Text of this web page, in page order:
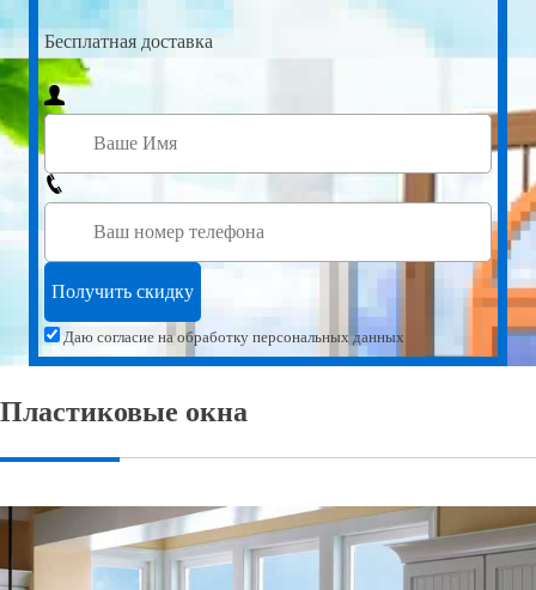
Бесплатная доставка
Даю согласие на обработку персональных данных
Пластиковые окна